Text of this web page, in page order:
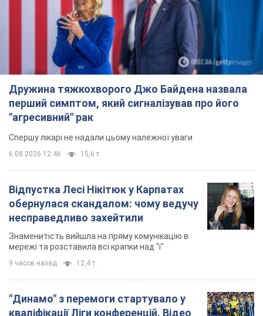
Дружина тяжкохворого Джо Байдена назвала
перший симптом, який сигналізував про його
"агресивний" рак
Спершу лікарі не надали цьому належної уваги
6.08.2026 12:46 15,6 т.
Відпустка Лесі Нікітюк у Карпатах
обернулася скандалом: чому ведучу
несправедливо захейтили
Знаменитість вийшла на пряму комунікацію в
мережі та розставила всі крапки над "і"
9 часов назад 12,4 т.
"Динамо" з перемоги стартувало у
кваліфікації Ліги конференцій. Відео